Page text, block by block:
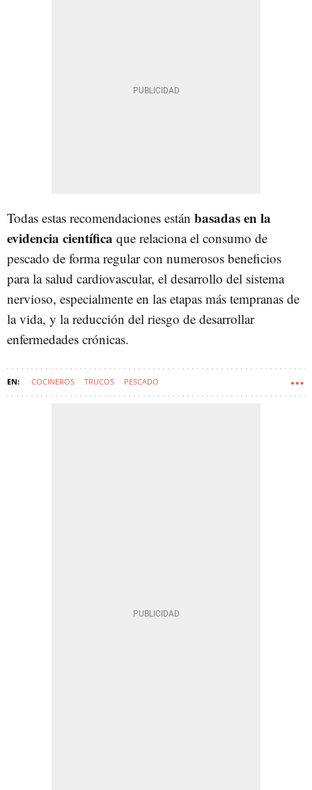
Todas estas recomendaciones están basadas en la
evidencia científica que relaciona el consumo de
pescado de forma regular con numerosos beneficios
para la salud cardiovascular, el desarrollo del sistema
nervioso, especialmente en las etapas más tempranas de
la vida, y la reducción del riesgo de desarrollar
enfermedades crónicas.
COCINEROS TRUCOS PESCADO